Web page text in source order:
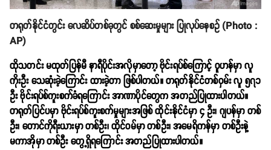
တရုတ်နိုင်ငံတွင်း လေဆိပ်တစ်ခုတွင် စစ်ဆေးမှုများ ပြုလုပ်နေစဥ် (Photo :
AP)
ထိုသတင်း မထုတ်ပြန်မီ နာရီပိုင်းအလိုမှာတော့ ဗိုင်းရပ်စ်ကြောင့် ဝူဟန်မှာ လူ
ကိုးဦး သေဆုံးခဲ့ကြောင်း ထားခဲ့တာ ဖြစ်ပါတယ်။ တရုတ်နိုင်ငံတစ်ဝှမ်း လူ ၅၇၁
ဦး ဗိုင်းရပ်စ်ကူးစက်ခံရကြောင်း အာဏာပိုင်တွေက အတည်ပြုထားပါတယ်။
တရုတ်ပြင်ပမှာ ဗိုင်းရပ်စ်ကူးစက်မှုများအဖြစ် ထိုင်းနိုင်ငံမှာ ၄ ဦး၊ ဂျပန်မှာ တစ်
ဦး၊ တောင်ကိုရီးယားမှာ တစ်ဦး၊ ထိုင်ဝမ်မှာ တစ်ဦး၊ အမေရိကန်မှာ တစ်ဦးနဲ့
မကာအိုမှာ တစ်ဦး တွေ့ရှိရကြောင်း အတည်ပြုထားပါတယ်။